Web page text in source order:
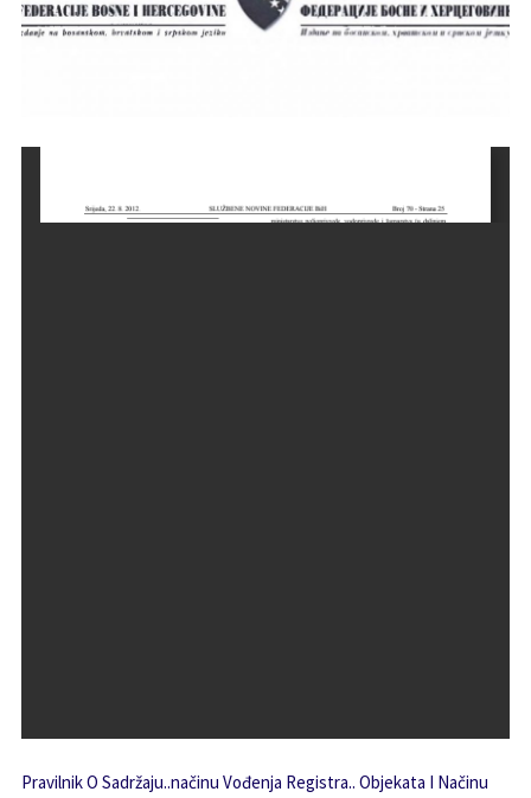
Pravilnik O Sadržaju..načinu Vođenja Registra.. Objekata I Načinu